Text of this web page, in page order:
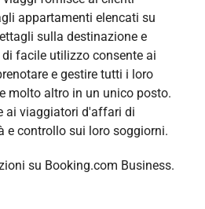
appartamenti elencati su
sulla destinazione e
facile utilizzo consente ai
e gestire tutti i loro
molto altro in un unico posto.
ai viaggiatori d'affari di
e controllo sui loro soggiorni.
su Booking.com Business.